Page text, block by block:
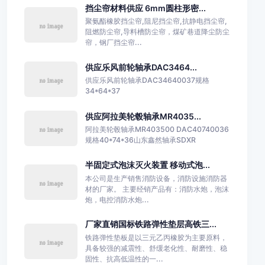
挡尘帘材料供应 6mm圆柱形密...
聚氨酯橡胶挡尘帘,阻尼挡尘帘,抗静电挡尘帘,
阻燃防尘帘,导料槽防尘帘，煤矿巷道降尘防尘
帘，钢厂挡尘帘...
供应乐风前轮轴承DAC3464...
供应乐风前轮轴承DAC34640037规格
34*64*37
供应阿拉美轮毂轴承MR4035...
阿拉美轮毂轴承MR403500 DAC40740036
规格40*74*36山东鑫然轴承SDXR
半固定式泡沫灭火装置 移动式泡...
本公司是生产销售消防设备，消防设施消防器
材的厂家。 主要经销产品有：消防水炮，泡沫
炮，电控消防水炮...
厂家直销国标铁路弹性垫层高铁三...
铁路弹性垫板是以三元乙丙橡胶为主要原料，
具备较强的减震性、舒缓老化性、耐磨性、稳
固性、抗高低温性的一...